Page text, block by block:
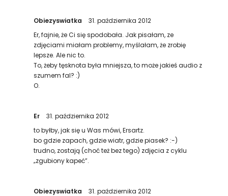
Obiezyswiatka
31. października 2012
Er, fajnie, że Ci się spodobała. Jak pisałam, ze
zdjęciami miałam problemy, myślałam, że zrobię
lepsze. Ale nic to.
To, żeby tęsknota była mniejsza, to może jakieś audio z
szumem fal? :)
O.
Er
31. października 2012
to byłby, jak się u Was mówi, Ersartz.
bo gdzie zapach, gdzie wiatr, gdzie piasek? :-)
trudno, zostają (choć też bez tego) zdjęcia z cyklu
„zgubiony kapeć”.
Obiezyswiatka
31. października 2012